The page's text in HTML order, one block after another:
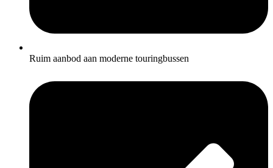
Ruim aanbod aan moderne touringbussen